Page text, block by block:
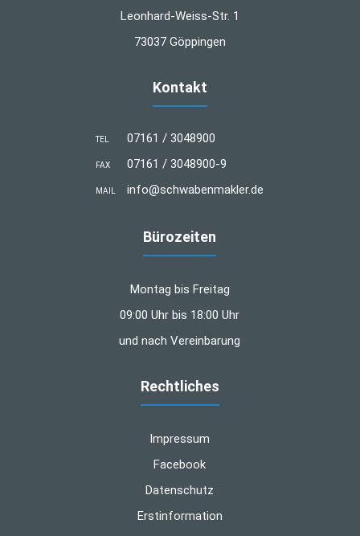
Leonhard-Weiss-Str. 1
73037 Göppingen
Kontakt
TEL 07161 / 3048900
FAX 07161 / 3048900-9
MAIL info@schwabenmakler.de
Bürozeiten
Montag bis Freitag
09:00 Uhr bis 18:00 Uhr
und nach Vereinbarung
Rechtliches
Impressum
Facebook
Datenschutz
Erstinformation